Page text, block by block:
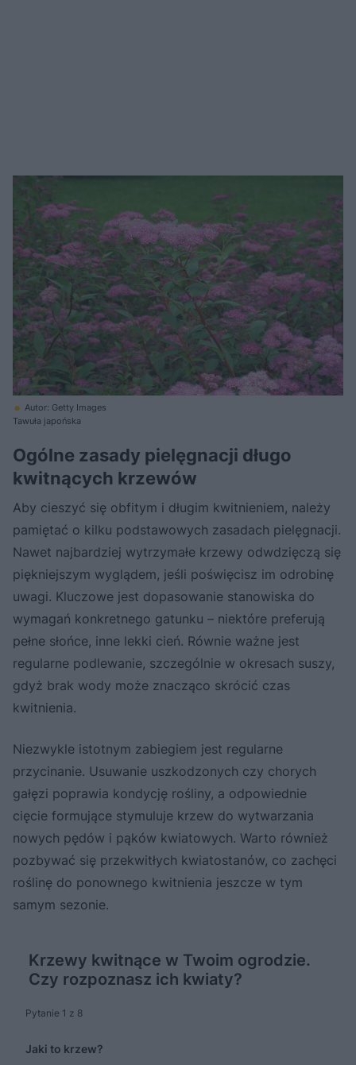
Autor: Getty Images
Tawuła japońska
Ogólne zasady pielęgnacji długo
kwitnących krzewów
Aby cieszyć się obfitym i długim kwitnieniem, należy
pamiętać o kilku podstawowych zasadach pielęgnacji.
Nawet najbardziej wytrzymałe krzewy odwdzięczą się
piękniejszym wyglądem, jeśli poświęcisz im odrobinę
uwagi. Kluczowe jest dopasowanie stanowiska do
wymagań konkretnego gatunku – niektóre preferują
pełne słońce, inne lekki cień. Równie ważne jest
regularne podlewanie, szczególnie w okresach suszy,
gdyż brak wody może znacząco skrócić czas
kwitnienia.
Niezwykle istotnym zabiegiem jest regularne
przycinanie. Usuwanie uszkodzonych czy chorych
gałęzi poprawia kondycję rośliny, a odpowiednie
cięcie formujące stymuluje krzew do wytwarzania
nowych pędów i pąków kwiatowych. Warto również
pozbywać się przekwitłych kwiatostanów, co zachęci
roślinę do ponownego kwitnienia jeszcze w tym
samym sezonie.
Krzewy kwitnące w Twoim ogrodzie.
Czy rozpoznasz ich kwiaty?
Pytanie 1 z 8
Jaki to krzew?